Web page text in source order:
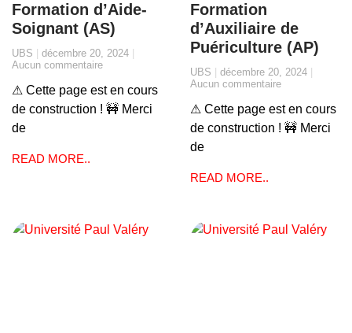
Formation d’Aide-
Soignant (AS)
UBS
décembre 20, 2024
Aucun commentaire
⚠ Cette page est en cours
de construction ! 🚧 Merci
de
READ MORE..
Formation
d’Auxiliaire de
Puériculture (AP)
UBS
décembre 20, 2024
Aucun commentaire
⚠ Cette page est en cours
de construction ! 🚧 Merci
de
READ MORE..